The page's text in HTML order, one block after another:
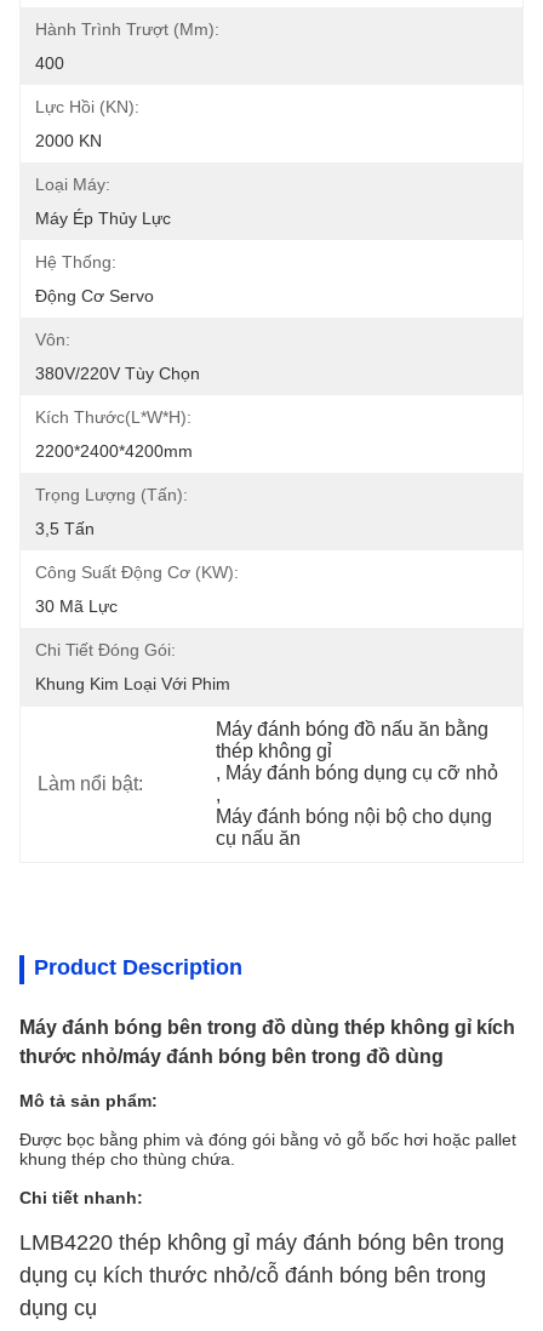
Hành Trình Trượt (mm):
400
Lực Hồi (kN):
2000 KN
Loại Máy:
Máy Ép Thủy Lực
Hệ Thống:
Động Cơ Servo
Vôn:
380V/220V Tùy Chọn
Kích Thước(l*w*h):
2200*2400*4200mm
Trọng Lượng (tấn):
3,5 Tấn
Công Suất Động Cơ (kW):
30 Mã Lực
Chi Tiết Đóng Gói:
Khung Kim Loại Với Phim
Làm nổi bật:
Máy đánh bóng đồ nấu ăn bằng
thép không gỉ
, Máy đánh bóng dụng cụ cỡ nhỏ
,
Máy đánh bóng nội bộ cho dụng
cụ nấu ăn
Product Description
Máy đánh bóng bên trong đồ dùng thép không gỉ kích
thước nhỏ/máy đánh bóng bên trong đồ dùng
Mô tả sản phẩm:
Được bọc bằng phim và đóng gói bằng vỏ gỗ bốc hơi hoặc pallet
khung thép cho thùng chứa.
Chi tiết nhanh:
LMB4220 thép không gỉ máy đánh bóng bên trong
dụng cụ kích thước nhỏ/cỗ đánh bóng bên trong
dụng cụ